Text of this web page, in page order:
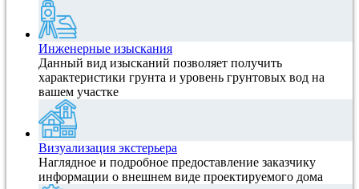
Инженерные изыскания
Данный вид изысканий позволяет получить
характеристики грунта и уровень грунтовых вод на
вашем участке
Визуализация экстерьера
Наглядное и подробное предоставление заказчику
информации о внешнем виде проектируемого дома